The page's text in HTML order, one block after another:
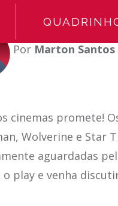
Por Marton Santos
cinemas promete!
Wolverine e Star
aguardadas
o play e venha